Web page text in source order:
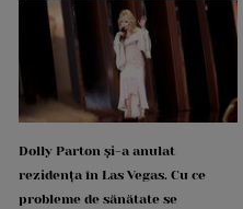
Dolly Parton și-a anulat
rezidența în Las Vegas. Cu ce
probleme de sănătate se